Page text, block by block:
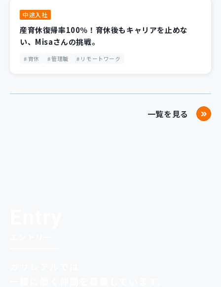
中途入社
産育休復帰率100％！育休後もキャリアを止めな
い、Misaさんの挑戦。
育休 管理職 リモートワーク
一覧を見る